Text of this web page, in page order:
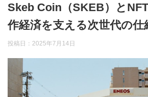
Skeb Coin（SKEB）と
作経済を支える次世代の仕
投稿日： 2025年7月14日